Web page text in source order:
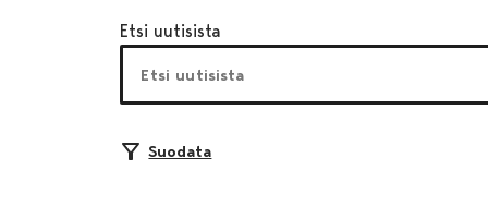
Etsi uutisista
Suodata